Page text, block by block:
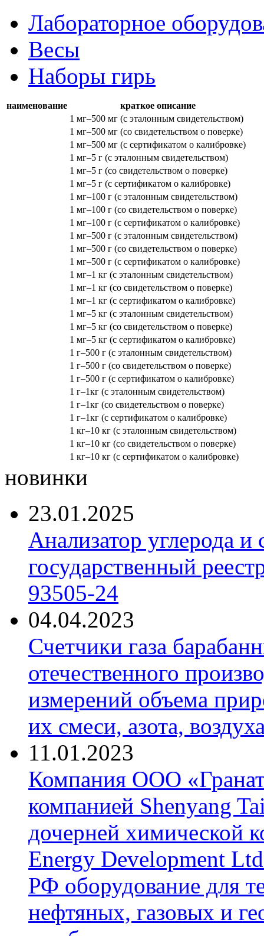
Лабораторное
Весы
Наборы гирь
наименование
краткое описание
1 мг–500 мг (с эталонным свидетельством)
1 мг–500 мг (со свидетельством о поверке)
1 мг–500 мг (с сертификатом о калибровке)
1 мг–5 г (с эталонным свидетельством)
1 мг–5 г (со свидетельством о поверке)
1 мг–5 г (с сертификатом о калибровке)
1 мг–100 г (с эталонным свидетельством)
1 мг–100 г (со свидетельством о поверке)
1 мг–100 г (с сертификатом о калибровке)
1 мг–500 г (с эталонным свидетельством)
1 мг–500 г (со свидетельством о поверке)
1 мг–500 г (с сертификатом о калибровке)
1 мг–1 кг (с эталонным свидетельством)
1 мг–1 кг (со свидетельством о поверке)
1 мг–1 кг (с сертификатом о калибровке)
1 мг–5 кг (с эталонным свидетельством)
1 мг–5 кг (со свидетельством о поверке)
1 мг–5 кг (с сертификатом о калибровке)
1 г–500 г (с эталонным свидетельством)
1 г–500 г (со свидетельством о поверке)
1 г–500 г (с сертификатом о калибровке)
1 г–1кг (с эталонным свидетельством)
1 г–1кг (со свидетельством о поверке)
1 г–1кг (с сертификатом о калибровке)
1 кг–10 кг (с эталонным свидетельством)
1 кг–10 кг (со свидетельством о поверке)
1 кг–10 кг (с сертификатом о калибровке)
новинки
23.01.2025
Анализатор углерода
государственный
93505-24
04.04.2023
Счетчики газа
отечественного
измерений объема
их смеси, азота,
11.01.2023
Компания ООО
компанией Shenyang
дочерней химической
Energy Development
РФ оборудование для
нефтяных, газовых и